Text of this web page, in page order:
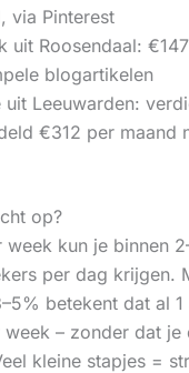
via Pinterest
uit Roosendaal:
blogartikelen
uit Leeuwarden:
€312 per maand
op?
kun je binnen
per dag krijgen.
betekent dat al 1
week – zonder dat je
kleine stapjes =